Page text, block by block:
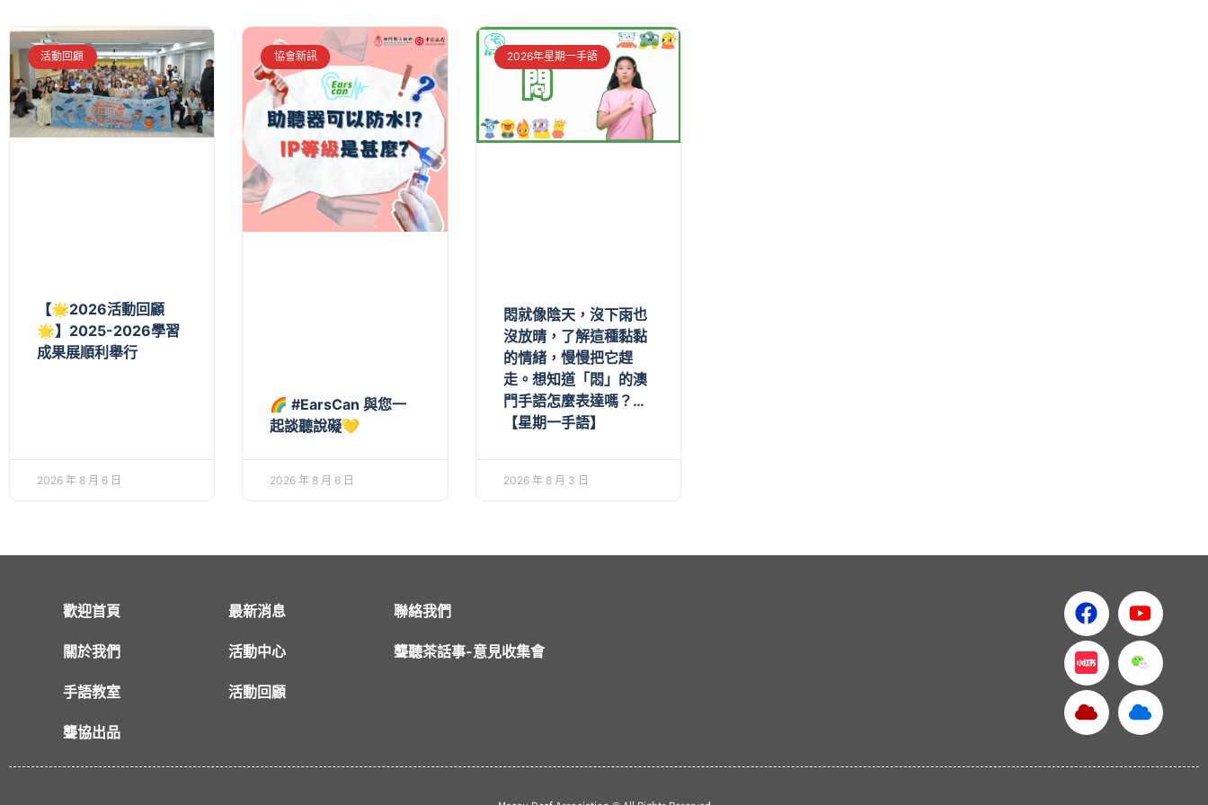
活動回顧
【🌟2026活動回顧
🌟】2025-2026學習
成果展順利舉行
2026 年 8 月 6 日
協會新訊
🌈 #EarsCan 與您一
起談聽說礙💛
2026 年 8 月 6 日
2026年星期一手語
悶就像陰天，沒下雨也
沒放晴，了解這種黏黏
的情緒，慢慢把它趕
走。想知道「悶」的澳
門手語怎麼表達嗎？…
【星期一手語】
2026 年 8 月 3 日
歡迎首頁
關於我們
手語教室
聾協出品
最新消息
活動中心
活動回顧
聯絡我們
聾聽茶話事-意見收集會